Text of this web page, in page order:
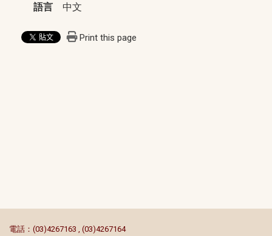
語言 中文
Print this page
電話：(03)4267163 , (03)4267164